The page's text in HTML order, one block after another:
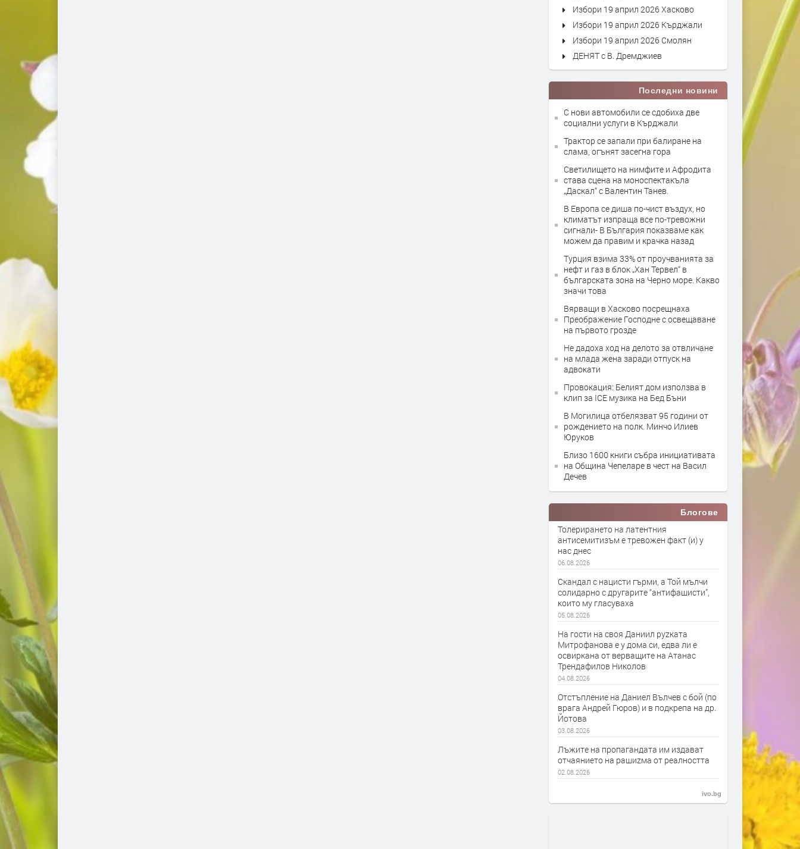
Избори 19 април 2026 Хасково
Избори 19 април 2026 Кърджали
Избори 19 април 2026 Смолян
ДЕНЯТ с В. Дремджиев
Последни новини
С нови автомобили се сдобиха две
социални услуги в Кърджали
Трактор се запали при балиране на
слама, огънят засегна гора
Светилището на нимфите и Афродита
става сцена на моноспектакъла
„Даскал“ с Валентин Танев.
В Европа се диша по-чист въздух, но
климатът изпраща все по-тревожни
сигнали- В България показваме как
можем да правим и крачка назад
Турция взима 33% от проучванията за
нефт и газ в блок „Хан Тервел“ в
българската зона на Черно море. Какво
значи това
Вярващи в Хасково посрещнаха
Преображение Господне с освещаване
на първото грозде
Не дадоха ход на делото за отвличане
на млада жена заради отпуск на
адвокати
Провокация: Белият дом използва в
клип за ICE музика на Бед Бъни
В Могилица отбелязват 95 години от
рождението на полк. Минчо Илиев
Юруков
Близо 1600 книги събра инициативата
на Община Чепеларе в чест на Васил
Дечев
Блогове
Толерирането на латентния
антисемитизъм е тревожен факт (и) у
нас днес
06.08.2026
Скандал с нацисти гърми, а Той мълчи
солидарно с другарите “антифашисти”,
които му гласуваха
05.08.2026
На гости на своя Даниил руzката
Митрофанова е у дома си, едва ли е
освиркана от верващите на Атанас
Трендафилов Николов
04.08.2026
Отстъпление на Даниел Вълчев с бой (по
врага Андрей Гюров) и в подкрепа на др.
Йотова
03.08.2026
Лъжите на пропагандата им издават
отчаянието на рашиzма от реалността
02.08.2026
ivo.bg